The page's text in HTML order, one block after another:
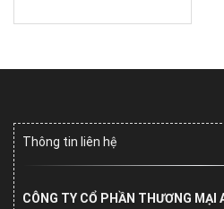
Thông tin liên hệ
CÔNG TY CỔ PHẦN THƯƠNG MẠI